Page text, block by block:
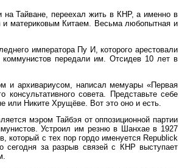
Тайване, переехал жить в КНР, а именно в
материковым Китаем. Весьма любопытная и
императора Пу И, которого арестовали
передали им. Отсидев 10 лет в
и архивариусом, написал мемуары «Первая
совета. Представьте себе
или Никите Хрущёве. Вот это оно и есть.
мэром Тайбэя от оппозиционной партии
Устроил им резню в Шанхае в 1927
который с тех пор гордо именуется Republick
сегодня за разрыв связей с КНР выступает